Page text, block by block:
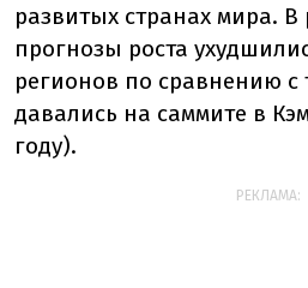
развитых странах мира. В
прогнозы роста
регионов по сравнению с
давались на саммите в
году).
РЕКЛАМА: